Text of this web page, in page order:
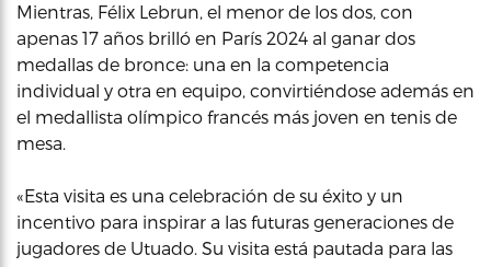
Mientras, Félix Lebrun, el menor de los dos, con
apenas 17 años brilló en París 2024 al ganar dos
medallas de bronce: una en la competencia
individual y otra en equipo, convirtiéndose además en
el medallista olímpico francés más joven en tenis de
mesa.
«Esta visita es una celebración de su éxito y un
incentivo para inspirar a las futuras generaciones de
jugadores de Utuado. Su visita está pautada para las